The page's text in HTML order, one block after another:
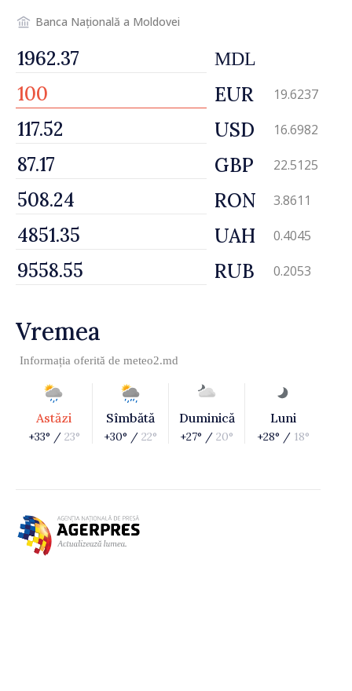
Banca Națională a Moldovei
MDL
EUR 19.6237
USD 16.6982
GBP 22.5125
RON 3.8611
UAH 0.4045
RUB 0.2053
Vremea
Informația oferită de meteo2.md
Astăzi
+33° / 23°
Sîmbătă
+30° / 22°
Duminică
+27° / 20°
Luni
+28° / 18°